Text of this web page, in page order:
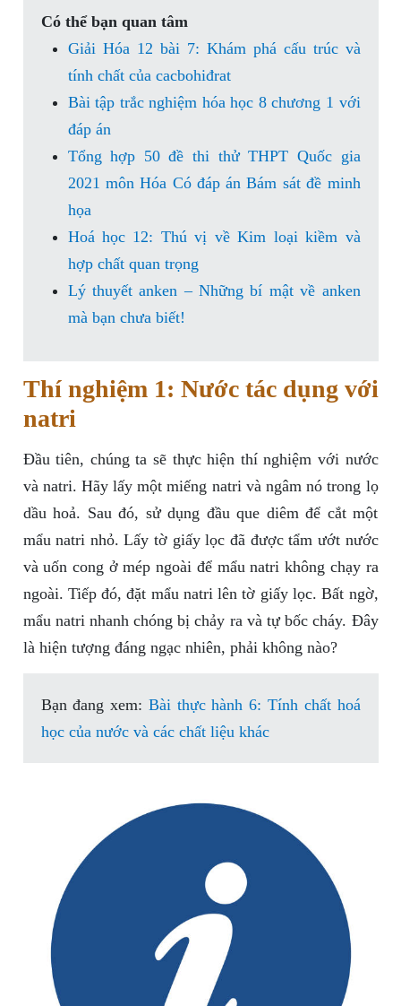
Có thể bạn quan tâm
Giải Hóa 12 bài 7: Khám phá cấu trúc và
tính chất của cacbohiđrat
Bài tập trắc nghiệm hóa học 8 chương 1 với
đáp án
Tổng hợp 50 đề thi thử THPT Quốc gia
2021 môn Hóa Có đáp án Bám sát đề minh
họa
Hoá học 12: Thú vị về Kim loại kiềm và
hợp chất quan trọng
Lý thuyết anken – Những bí mật về anken
mà bạn chưa biết!
Thí nghiệm 1: Nước tác dụng với
natri
Đầu tiên, chúng ta sẽ thực hiện thí nghiệm với nước
và natri. Hãy lấy một miếng natri và ngâm nó trong lọ
dầu hoả. Sau đó, sử dụng đầu que diêm để cắt một
mẩu natri nhỏ. Lấy tờ giấy lọc đã được tẩm ướt nước
và uốn cong ở mép ngoài để mẩu natri không chạy ra
ngoài. Tiếp đó, đặt mẩu natri lên tờ giấy lọc. Bất ngờ,
mẩu natri nhanh chóng bị chảy ra và tự bốc cháy. Đây
là hiện tượng đáng ngạc nhiên, phải không nào?
Bạn đang xem: Bài thực hành 6: Tính chất hoá
học của nước và các chất liệu khác